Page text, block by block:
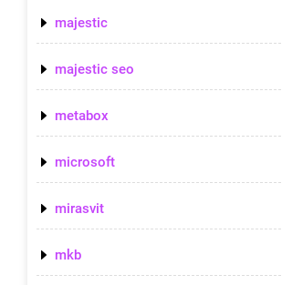
majestic
majestic seo
metabox
microsoft
mirasvit
mkb